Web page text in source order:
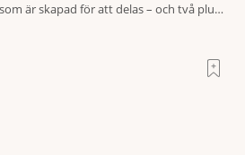
är skapad för att delas – och två plus